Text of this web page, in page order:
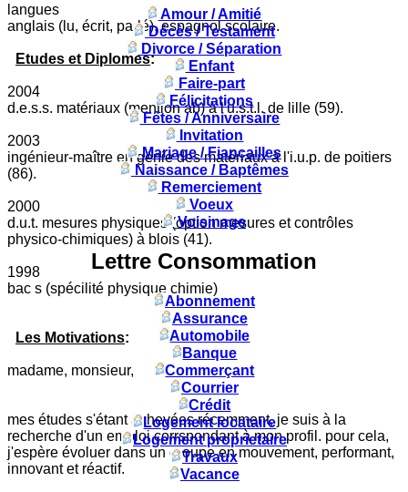
langues
anglais (lu, écrit, parlé), espagnol scolaire.
Etudes et Diplomes:
2004
d.e.s.s. matériaux (mention ab) à l'u.s.t.l. de lille (59).
2003
ingénieur-maître en génie des matériaux à l'i.u.p. de poitiers
(86).
2000
d.u.t. mesures physiques (option mesures et contrôles
physico-chimiques) à blois (41).
1998
bac s (spécilité physique chimie)
Les Motivations:
madame, monsieur,
mes études s'étant achevées récemment, je suis à la
recherche d'un emploi corrspondant à mon profil. pour cela,
j'espère évoluer dans un groupe en mouvement, performant,
innovant et réactif.
Amour / Amitié
Décès / Testament
Divorce / Séparation
Enfant
Faire-part
Félicitations
Fêtes / Anniversaire
Invitation
Mariage / Fiançailles
Naissance / Baptêmes
Remerciement
Voeux
Voisinage
Lettre Consommation
Abonnement
Assurance
Automobile
Banque
Commerçant
Courrier
Crédit
Logement locataire
Logement proprietaire
Travaux
Vacance